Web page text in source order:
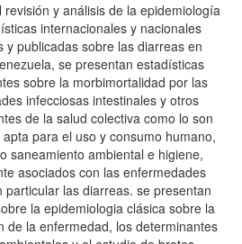
revisión y análisis de la epidemiología
internacionales y nacionales
y publicadas sobre las diarreas en
se presentan estadísticas
sobre la morbimortalidad por las
infecciosas intestinales y otros
de la salud colectiva como lo son
para el uso y consumo humano,
saneamiento ambiental e higiene,
asociados con las enfermedades
particular las diarreas. se presentan
la epidemiologia clásica sobre la
de la enfermedad, los determinantes